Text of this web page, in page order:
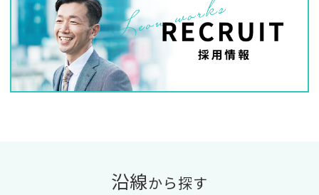
沿線から探す